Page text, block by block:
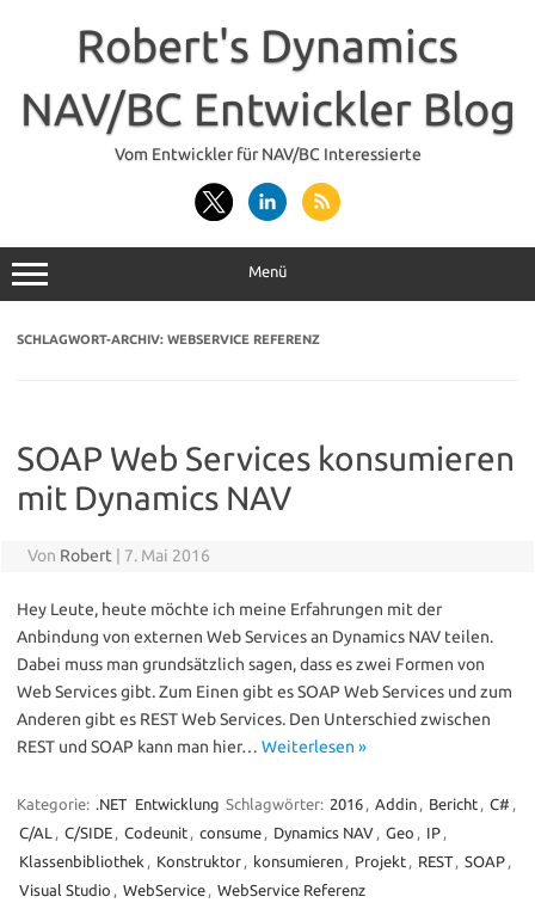
Robert's Dynamics
NAV/BC Entwickler Blog
Vom Entwickler für NAV/BC Interessierte
Menü
SCHLAGWORT-ARCHIV: WEBSERVICE REFERENZ
SOAP Web Services konsumieren
mit Dynamics NAV
Von Robert 7. Mai 2016
Hey Leute, heute möchte ich meine Erfahrungen mit der
Anbindung von externen Web Services an Dynamics NAV teilen.
Dabei muss man grundsätzlich sagen, dass es zwei Formen von
Web Services gibt. Zum Einen gibt es SOAP Web Services und zum
Anderen gibt es REST Web Services. Den Unterschied zwischen
REST und SOAP kann man hier… Weiterlesen »
Kategorie: .NET Entwicklung Schlagwörter: 2016 , Addin , Bericht , C# ,
C/AL , C/SIDE , Codeunit , consume , Dynamics NAV , Geo , IP ,
Klassenbibliothek , Konstruktor , konsumieren , Projekt , REST , SOAP ,
Visual Studio , WebService , WebService Referenz